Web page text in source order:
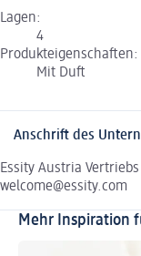
Lagen:
4
Produkteigenschaften:
Mit Duft
Anschrift des
Essity Austria
welcome@essity.com
Mehr Inspiration